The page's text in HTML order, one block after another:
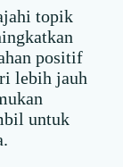
topik
positif
lebih jauh
untuk